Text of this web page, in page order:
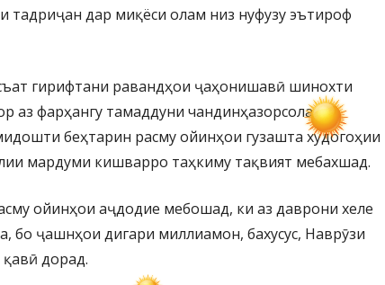
тадриҷан дар миқёси олам низ нуфузу эътироф
гирифтани равандҳои ҷаҳонишавӣ шинохти
аз фарҳангу тамаддуни чандинҳазорсолаи
беҳтарин расму ойинҳои гузашта худогоҳии
мардуми кишварро таҳкиму тақвият мебахшад.
ойинҳои аҷдодие мебошад, ки аз даврони хеле
бо ҷашнҳои дигари миллиамон, бахусус, Наврӯзи
дорад.